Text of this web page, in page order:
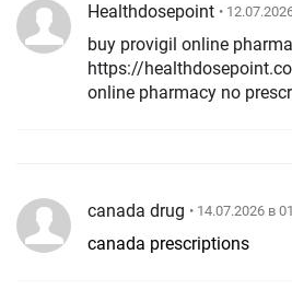
Healthdosepoint •
buy provigil online
https://
online pharmacy no
canada drug • 14.07.2026 в
canada prescriptions